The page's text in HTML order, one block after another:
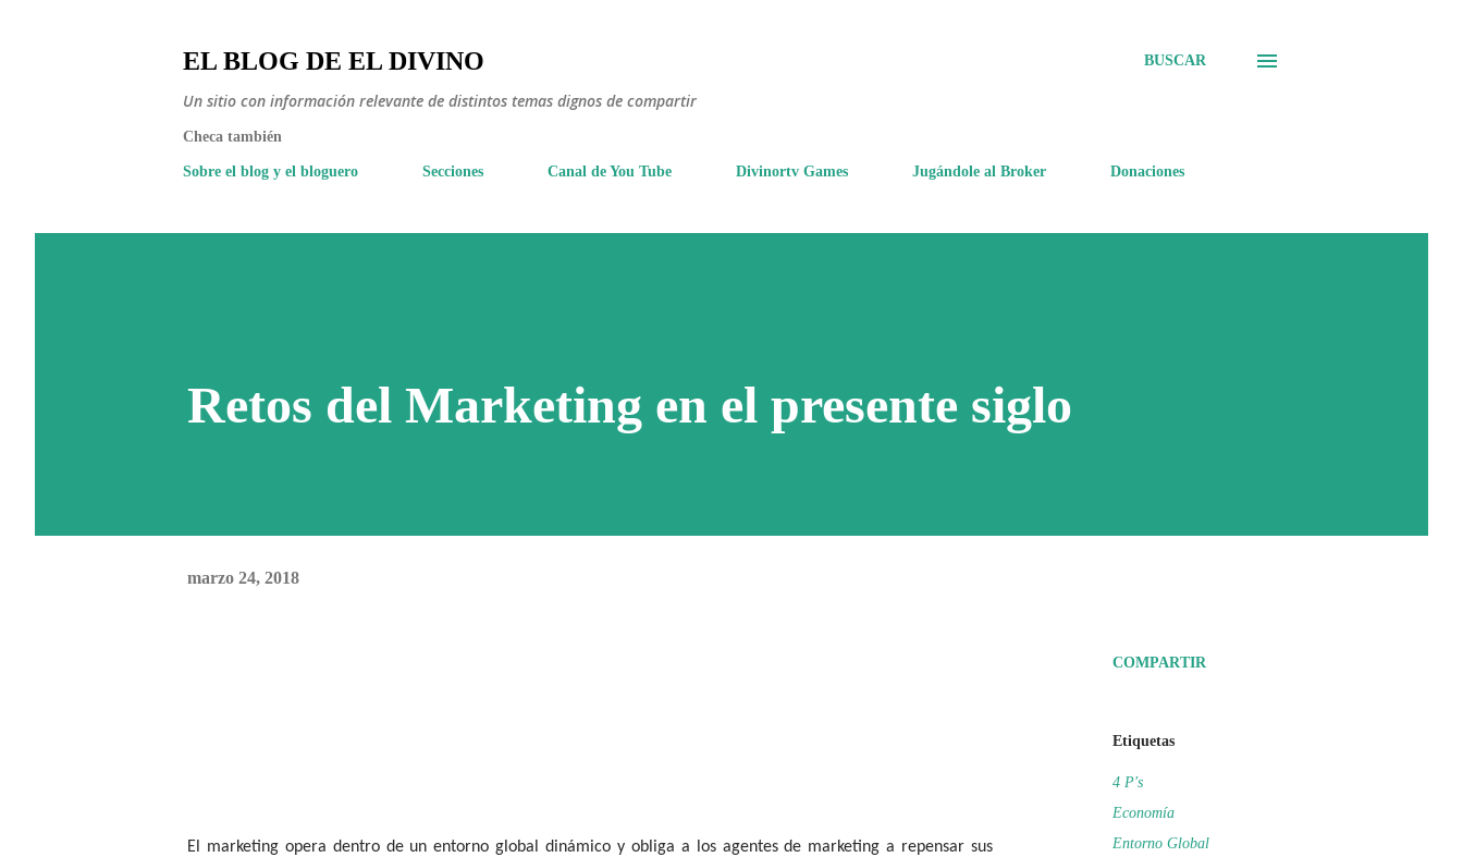
EL BLOG DE EL DIVINO
Un sitio con información relevante de distintos temas dignos de compartir
BUSCAR
Checa también
Sobre el blog y el bloguero Secciones Canal de You Tube Divinortv Games Jugándole al Broker Donaciones
Retos del Marketing en el presente siglo
marzo 24, 2018
El marketing opera dentro de un entorno global dinámico y obliga a los agentes de marketing a repensar sus
COMPARTIR
Etiquetas
4 P's
Economía
Entorno Global